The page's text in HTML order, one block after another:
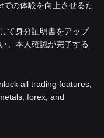
の体験を向上させるた
て身分証明書をアップ
。本人確認が完了する
all trading features,
forex, and